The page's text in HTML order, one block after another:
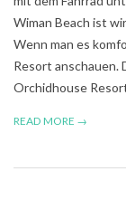
Wiman Beach ist
Wenn man es
Resort anschauen.
Orchidhouse
READ MORE →